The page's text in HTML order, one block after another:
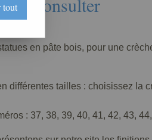
consulter
en pâte bois, pour une
différentes tailles : choisissez la
: 37, 38, 39, 40, 41, 42, 43,
tout